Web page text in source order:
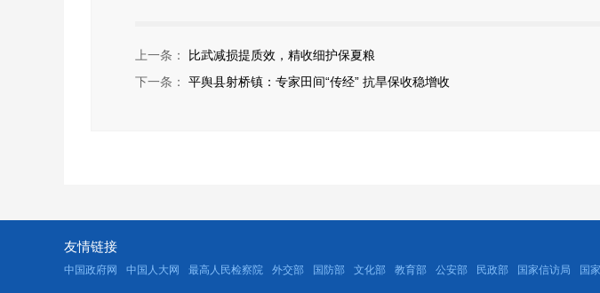
上一条： 比武减损提质效，精收细护保夏粮
下一条： 平舆县射桥镇：专家田间“传经” 抗旱保收稳增收
友情链接
中国政府网 中国人大网 最高人民检察院 外交部 国防部 文化部 教育部 公安部 民政部 国家信访局 国